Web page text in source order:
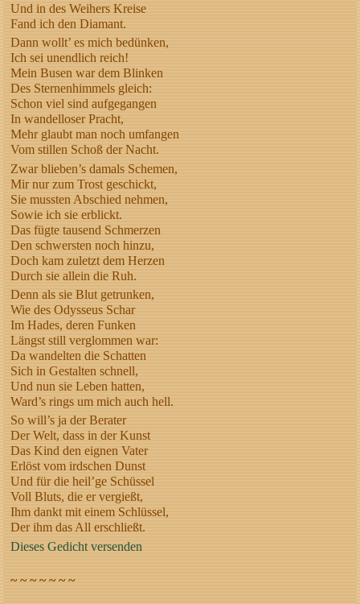
Und in des Weihers Kreise
Fand ich den Diamant.
Dann wollt’ es mich bedünken,
Ich sei unendlich reich!
Mein Busen war dem Blinken
Des Sternenhimmels gleich:
Schon viel sind aufgegangen
In wandelloser Pracht,
Mehr glaubt man noch umfangen
Vom stillen Schoß der Nacht.
Zwar blieben’s damals Schemen,
Mir nur zum Trost geschickt,
Sie mussten Abschied nehmen,
Sowie ich sie erblickt.
Das fügte tausend Schmerzen
Den schwersten noch hinzu,
Doch kam zuletzt dem Herzen
Durch sie allein die Ruh.
Denn als sie Blut getrunken,
Wie des Odysseus Schar
Im Hades, deren Funken
Längst still verglommen war:
Da wandelten die Schatten
Sich in Gestalten schnell,
Und nun sie Leben hatten,
Ward’s rings um mich auch hell.
So will’s ja der Berater
Der Welt, dass in der Kunst
Das Kind den eignen Vater
Erlöst vom irdschen Dunst
Und für die heil’ge Schüssel
Voll Bluts, die er vergießt,
Ihm dankt mit einem Schlüssel,
Der ihm das All erschließt.
Dieses Gedicht versenden
~ ~ ~ ~ ~ ~ ~